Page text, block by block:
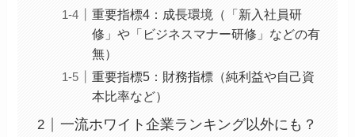
重要指標4：成長環境（「新入社員研
修」や「ビジネスマナー研修」などの有
無）
重要指標5：財務指標（純利益や自己資
本比率など）
一流ホワイト企業ランキング以外にも？